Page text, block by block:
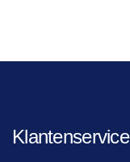
Klantenservice